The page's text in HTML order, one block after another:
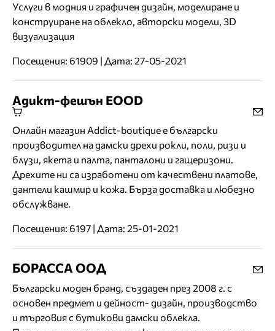
Услуги в модния и графичен дизайн, моделиране и
конструиране на oблекло, авторски модели, 3D
визуализация
Посещения: 61909 | Дата: 27-05-2021
Aдикт-фешън EOOD
Онлайн магазин Addict-boutique е български
производител на дамски дрехи рокли, поли, ризи и
блузи, якета и палта, панталони и гащеризони.
Дрехите ни са изработени от качествени платове,
дантели кашмир и кожа. Бърза доставка и любезно
обслужване.
Посещения: 6197 | Дата: 25-01-2021
БОРАССА ООД
Български моден бранд, създаден през 2008 г. с
основен предмет и дейност- дизайн, производство
и търговия с бутикови дамски облекла.